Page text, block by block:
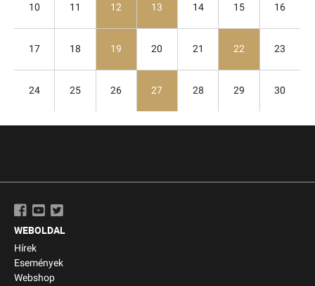
10 11 12 13 14 15 16
17 18 19 20 21 22 23
24 25 26 27 28 29 30
WEBOLDAL
Hírek
Események
Webshop